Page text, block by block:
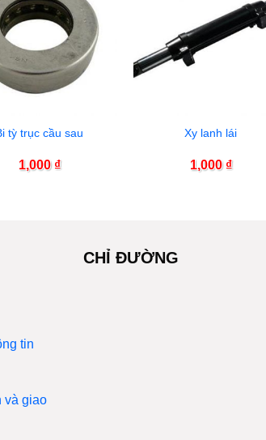
tỳ trục cầu sau
1,000 ₫
Xy lanh lái
1,000 ₫
tin
và giao
CHỈ ĐƯỜNG